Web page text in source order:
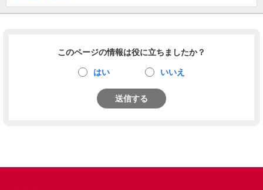
このページの情報は役に立ちましたか？
はい いいえ
送信する